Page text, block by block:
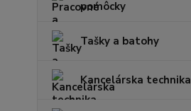
pomôcky
Tašky a batohy
Kancelárska technika